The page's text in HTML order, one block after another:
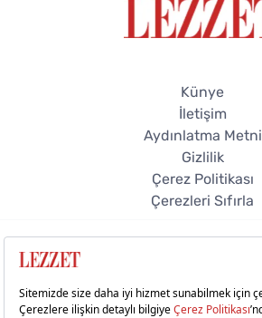
Künye
İletişim
Aydınlatma Metni
Gizlilik
Çerez Politikası
Çerezleri Sıfırla